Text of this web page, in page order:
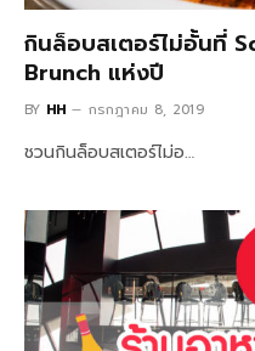
กินล็อบสเตอร์ไม่อั้นที่
Brunch แห่งปี
BY HH กรกฎาคม 8, 2019
ชวนกินล็อบสเตอร์ไม่อ…